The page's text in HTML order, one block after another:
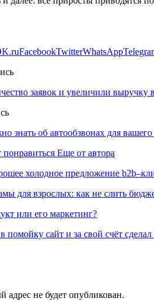
FacebookTwitterWhatsApp
заявок и увеличили выручку
знать об автообзвонах для вашего
Еще от автора
холодное предложение
для взрослых: как не слить
или его маркетинг?
помойку сайт и за свой счёт
адрес не будет опубликован.